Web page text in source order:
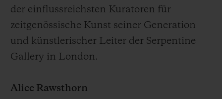
der einflussreichsten Kuratoren für
zeitgenössische Kunst seiner Generation
und künstlerischer Leiter der Serpentine
Gallery in London.
Alice Rawsthorn